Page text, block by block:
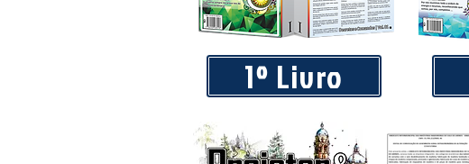
1º Livro